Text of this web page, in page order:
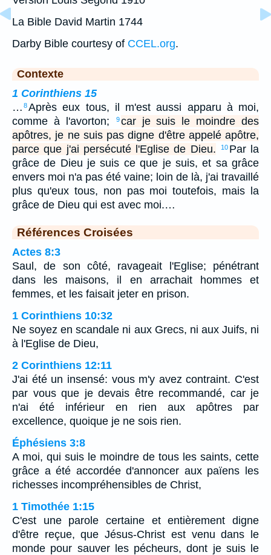
La Bible David Martin 1744
Darby Bible courtesy of CCEL.org.
Contexte
1 Corinthiens 15
… 8Après eux tous, il m'est aussi apparu à moi,
comme à l'avorton;
9car je suis le moindre des
apôtres, je ne suis pas digne d'être appelé apôtre,
parce que j'ai persécuté l'Eglise de Dieu.
10 Par la
grâce de Dieu je suis ce que je suis, et sa grâce
envers moi n'a pas été vaine; loin de là, j'ai travaillé
plus qu'eux tous, non pas moi toutefois, mais la
grâce de Dieu qui est avec moi.…
Références Croisées
Actes 8:3
Saul, de son côté, ravageait l'Eglise; pénétrant
dans les maisons, il en arrachait hommes et
femmes, et les faisait jeter en prison.
1 Corinthiens 10:32
Ne soyez en scandale ni aux Grecs, ni aux Juifs, ni
à l'Eglise de Dieu,
2 Corinthiens 12:11
J'ai été un insensé: vous m'y avez contraint. C'est
par vous que je devais être recommandé, car je
n'ai été inférieur en rien aux apôtres par
excellence, quoique je ne sois rien.
Éphésiens 3:8
A moi, qui suis le moindre de tous les saints, cette
grâce a été accordée d'annoncer aux païens les
richesses incompréhensibles de Christ,
1 Timothée 1:15
C'est une parole certaine et entièrement digne
d'être reçue, que Jésus-Christ est venu dans le
monde pour sauver les pécheurs, dont je suis le